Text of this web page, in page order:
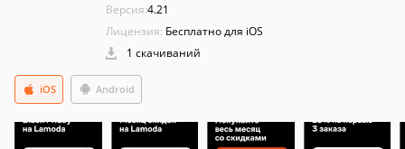
Версия:4.21
Лицензия: Бесплатно для iOS
1 скачиваний
Android
iOS